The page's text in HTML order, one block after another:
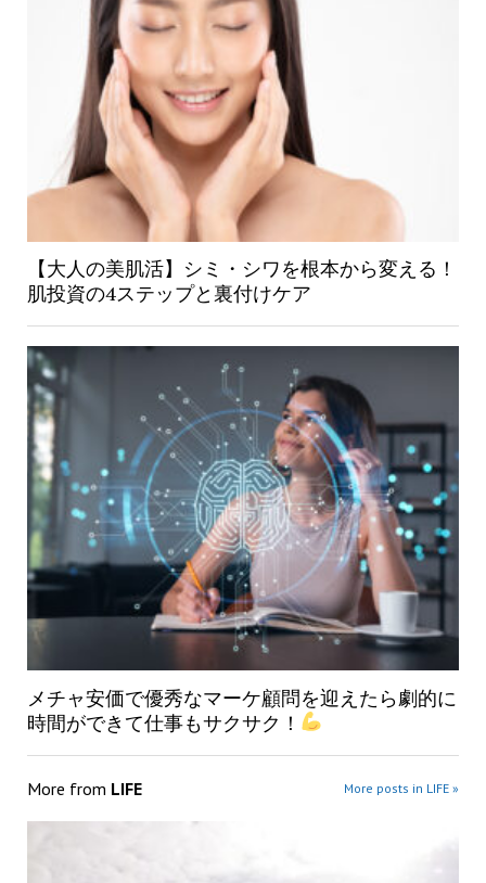
【大人の美肌活】シミ・シワを根本から変える！
肌投資の4ステップと裏付けケア
メチャ安価で優秀なマーケ顧問を迎えたら劇的に
時間ができて仕事もサクサク！
More from LIFE More posts in LIFE »